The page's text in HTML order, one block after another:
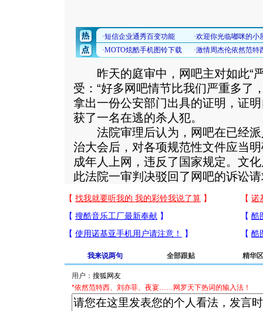
昨天的庭审中，网吧主对如此“
受：“好多网吧情节比我们严重多了
拿出一份公安部门出具的证明，证
获了一名在逃的杀人犯。
法院审理后认为，网吧在已经派
治大会后，对各项规范性文件应当
成年人上网，违反了国家规定。文
此法院一审判决驳回了网吧的诉
我来说两句 全部跟贴 精华区
用户：
*依然范特西、刘亦菲、夜宴……网罗天下热词的输入法！